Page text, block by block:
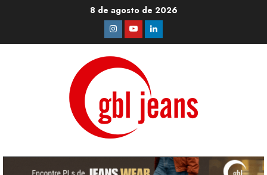
8 de agosto de 2026
Instagram
YoutubeLinkedin